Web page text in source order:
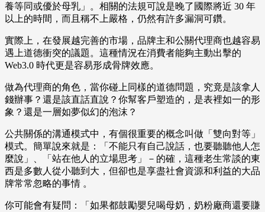
養等同或優於母乳」。相關的法規可說是晚了國際將近 30 年
以上的時間，而且稱不上嚴格，仍然有許多漏洞可鑽。
實際上，在發展越完善的市場，品牌主和公關代理商也越容易
遇上道德衝突的議題。這種情況在消費者能夠主動出擊的
Web3.0 時代更是容易形成骨牌效應。
做為代理商的角色，當你碰上同樣的道德問題，究竟是該拿人
錢辦事？還是該直話直說？你幫客戶塑造的，是表裡如一的形
象？還是一層如夢似幻的泡沫？
公共關係的溝通模式中，有個很重要的概念叫做「雙向對等」
模式。簡單說來就是：「不能只有自己說話，也要聽聽他人怎
麼說」、「站在他人的立場思考」－的確，這種老生常談的東
西是多數人從小聽到大，但卻也是享盡社會資源和利益的大品
牌常常忽略的事情 。
你可能會有疑問：「如果都鼓勵嬰兒喝母奶，奶粉廠商還要賺